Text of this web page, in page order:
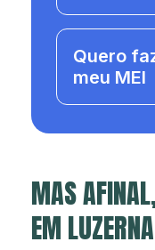
Quero
meu MEI
MAS
EM LUZERNA